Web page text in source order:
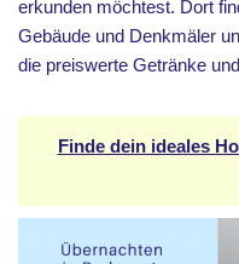
erkunden möchtest. Dort
Gebäude und Denkmäler
die preiswerte Getränke
Finde dein ideales